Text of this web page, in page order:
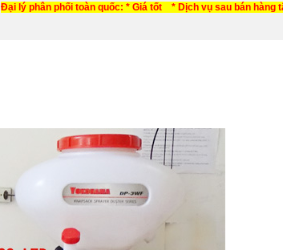
Đại lý phân phối toàn quốc: * Giá tốt * Dịch vụ sau bán hàng